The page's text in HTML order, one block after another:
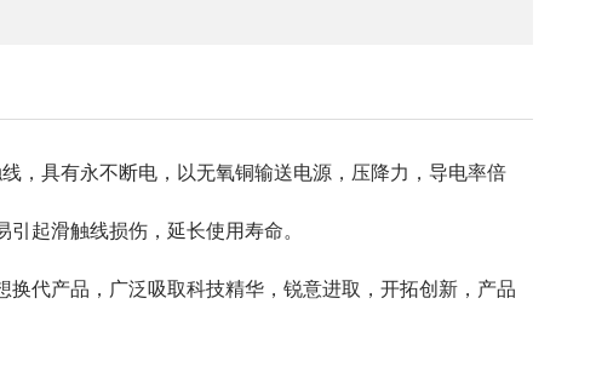
750mm。
具有永不断电，以无氧铜输送电源，压降力，导电率倍
起滑触线损伤，延长使用寿命。
代产品，广泛吸取科技精华，锐意进取，开拓创新，产品